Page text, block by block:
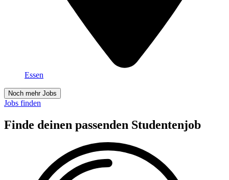
Essen
Noch mehr Jobs
Jobs finden
Finde deinen passenden Studentenjob